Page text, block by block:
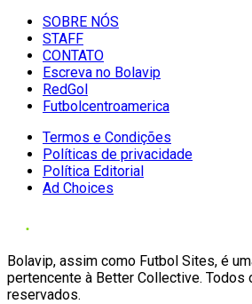
SOBRE NÓS
STAFF
CONTATO
Escreva no Bolavip
RedGol
Futbolcentroamerica
Termos e Condições
Políticas de privacidade
Política Editorial
Ad Choices
Bolavip, assim como Futbol Sites, é
pertencente à Better Collective. Todos
reservados.